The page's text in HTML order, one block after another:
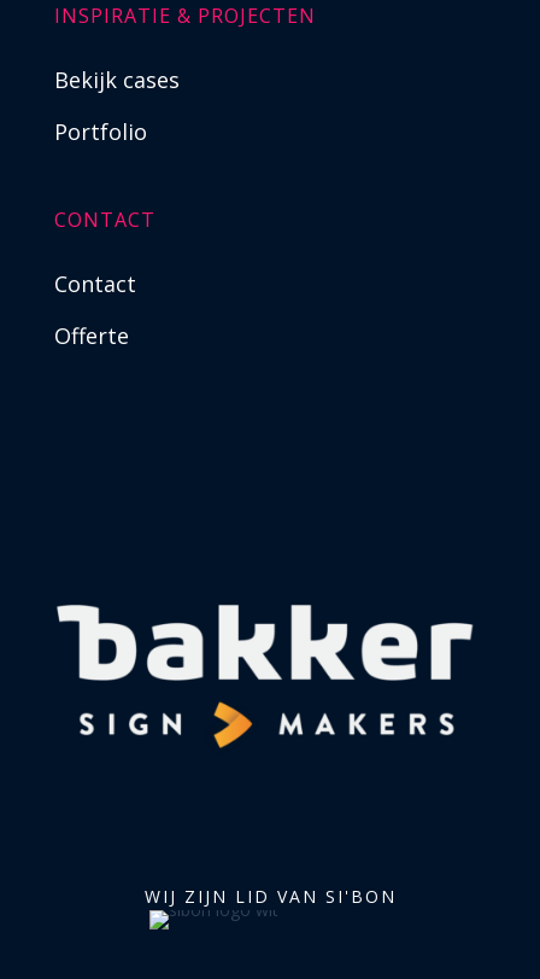
INSPIRATIE & PROJECTEN
Bekijk cases
Portfolio
CONTACT
Contact
Offerte
WIJ ZIJN LID VAN SI'BON